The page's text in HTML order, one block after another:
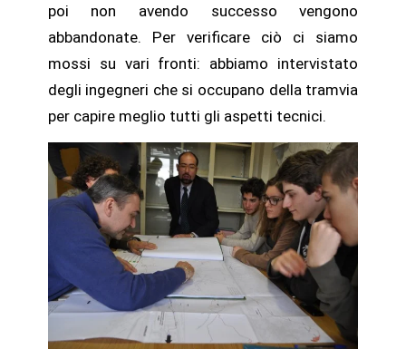
poi non avendo successo vengono
abbandonate. Per verificare ciò ci siamo
mossi su vari fronti: abbiamo intervistato
degli ingegneri che si occupano della tramvia
per capire meglio tutti gli aspetti tecnici.